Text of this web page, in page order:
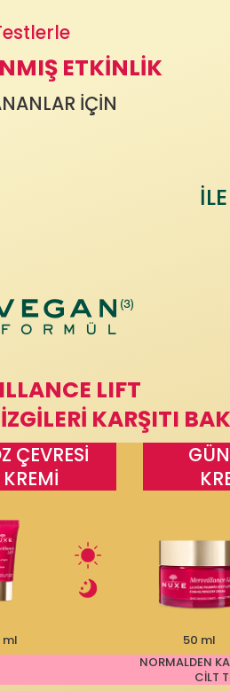
ETKINLIK
İÇİN
LIFT
KARŞITI
ÇEVRESİ
KREMİ
ml
50 ml
NORMALDEN
CİLT